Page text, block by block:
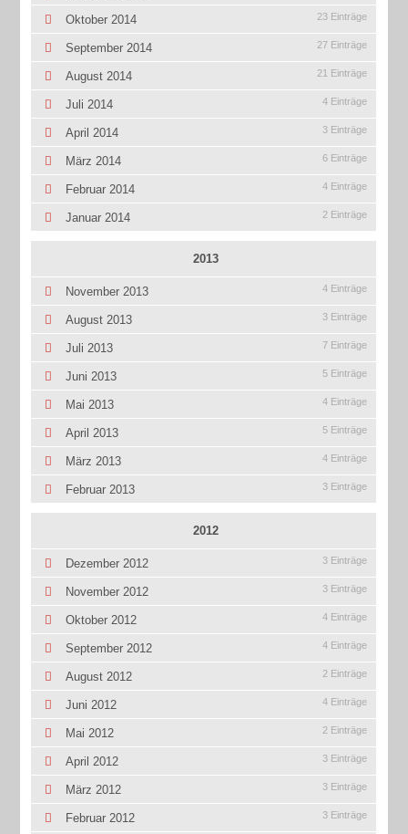
Oktober 2014 23 Einträge
September 2014 27 Einträge
August 2014 21 Einträge
Juli 2014 4 Einträge
April 2014 3 Einträge
März 2014 6 Einträge
Februar 2014 4 Einträge
Januar 2014 2 Einträge
2013
November 2013 4 Einträge
August 2013 3 Einträge
Juli 2013 7 Einträge
Juni 2013 5 Einträge
Mai 2013 4 Einträge
April 2013 5 Einträge
März 2013 4 Einträge
Februar 2013 3 Einträge
2012
Dezember 2012 3 Einträge
November 2012 3 Einträge
Oktober 2012 4 Einträge
September 2012 4 Einträge
August 2012 2 Einträge
Juni 2012 4 Einträge
Mai 2012 2 Einträge
April 2012 3 Einträge
März 2012 3 Einträge
Februar 2012 3 Einträge